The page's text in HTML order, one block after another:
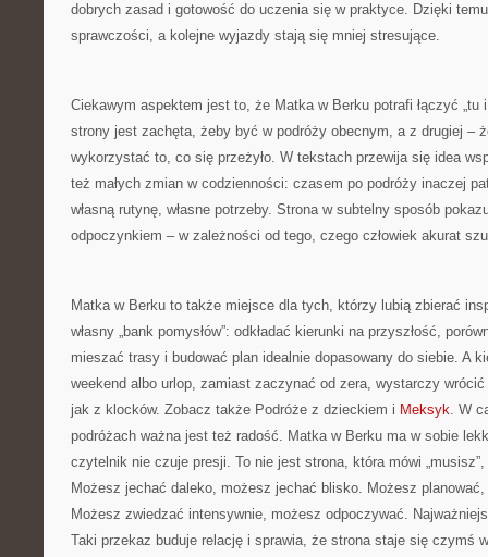
dobrych zasad i gotowość do uczenia się w praktyce. Dzięki
sprawczości, a kolejne wyjazdy stają się mniej stresujące.
Ciekawym aspektem jest to, że Matka w Berku potrafi łączyć „tu i
strony jest zachęta, żeby być w podróży obecnym, a z drugiej –
wykorzystać to, co się przeżyło. W tekstach przewija się idea
też małych zmian w codzienności: czasem po podróży inaczej
własną rutynę, własne potrzeby. Strona w subtelny sposób
odpoczynkiem – w zależności od tego, czego człowiek akurat
Matka w Berku to także miejsce dla tych, którzy lubią zbierać
własny „bank pomysłów”: odkładać kierunki na przyszłość,
mieszać trasy i budować plan idealnie dopasowany do siebie. A
weekend albo urlop, zamiast zaczynać od zera, wystarczy
jak z klocków. Zobacz także Podróże z dzieckiem i Meksyk. W
podróżach ważna jest też radość. Matka w Berku ma w sobie
czytelnik nie czuje presji. To nie jest strona, która mówi
Możesz jechać daleko, możesz jechać blisko. Możesz
Możesz zwiedzać intensywnie, możesz odpoczywać.
Taki przekaz buduje relację i sprawia, że strona staje się czymś